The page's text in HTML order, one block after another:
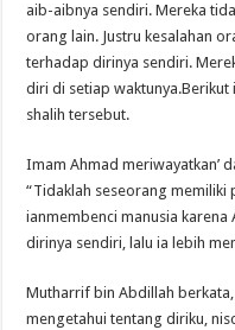
aib-aibnya sendiri. Mereka
orang lain. Justru kesalahan
terhadap dirinya sendiri.
diri di setiap
shalih tersebut.
Imam Ahmad meriwayatkan’
“Tidaklah seseorang memiliki
ianmembenci manusia karena
dirinya sendiri, lalu ia lebih
Mutharrif bin Abdillah
mengetahui tentang diriku,